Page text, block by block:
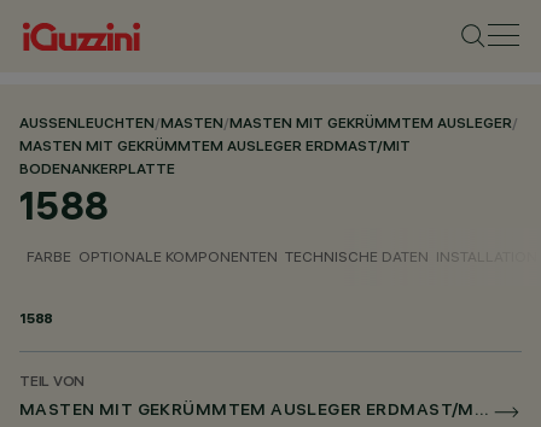
AUSSENLEUCHTEN/MASTEN/MASTEN MIT GEKRÜMMTEM AUSLEGER/
MASTEN MIT GEKRÜMMTEM AUSLEGER ERDMAST/MIT
BODENANKERPLATTE
1588
FARBE OPTIONALE KOMPONENTEN TECHNISCHE DATEN INSTALLATION
1588
TEIL VON
MASTEN MIT GEKRÜMMTEM AUSLEGER ERDMAST/MIT BODENANKERPLATTE